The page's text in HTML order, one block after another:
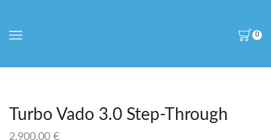
0
Turbo Vado 3.0 Step-Through
2.900,00 €